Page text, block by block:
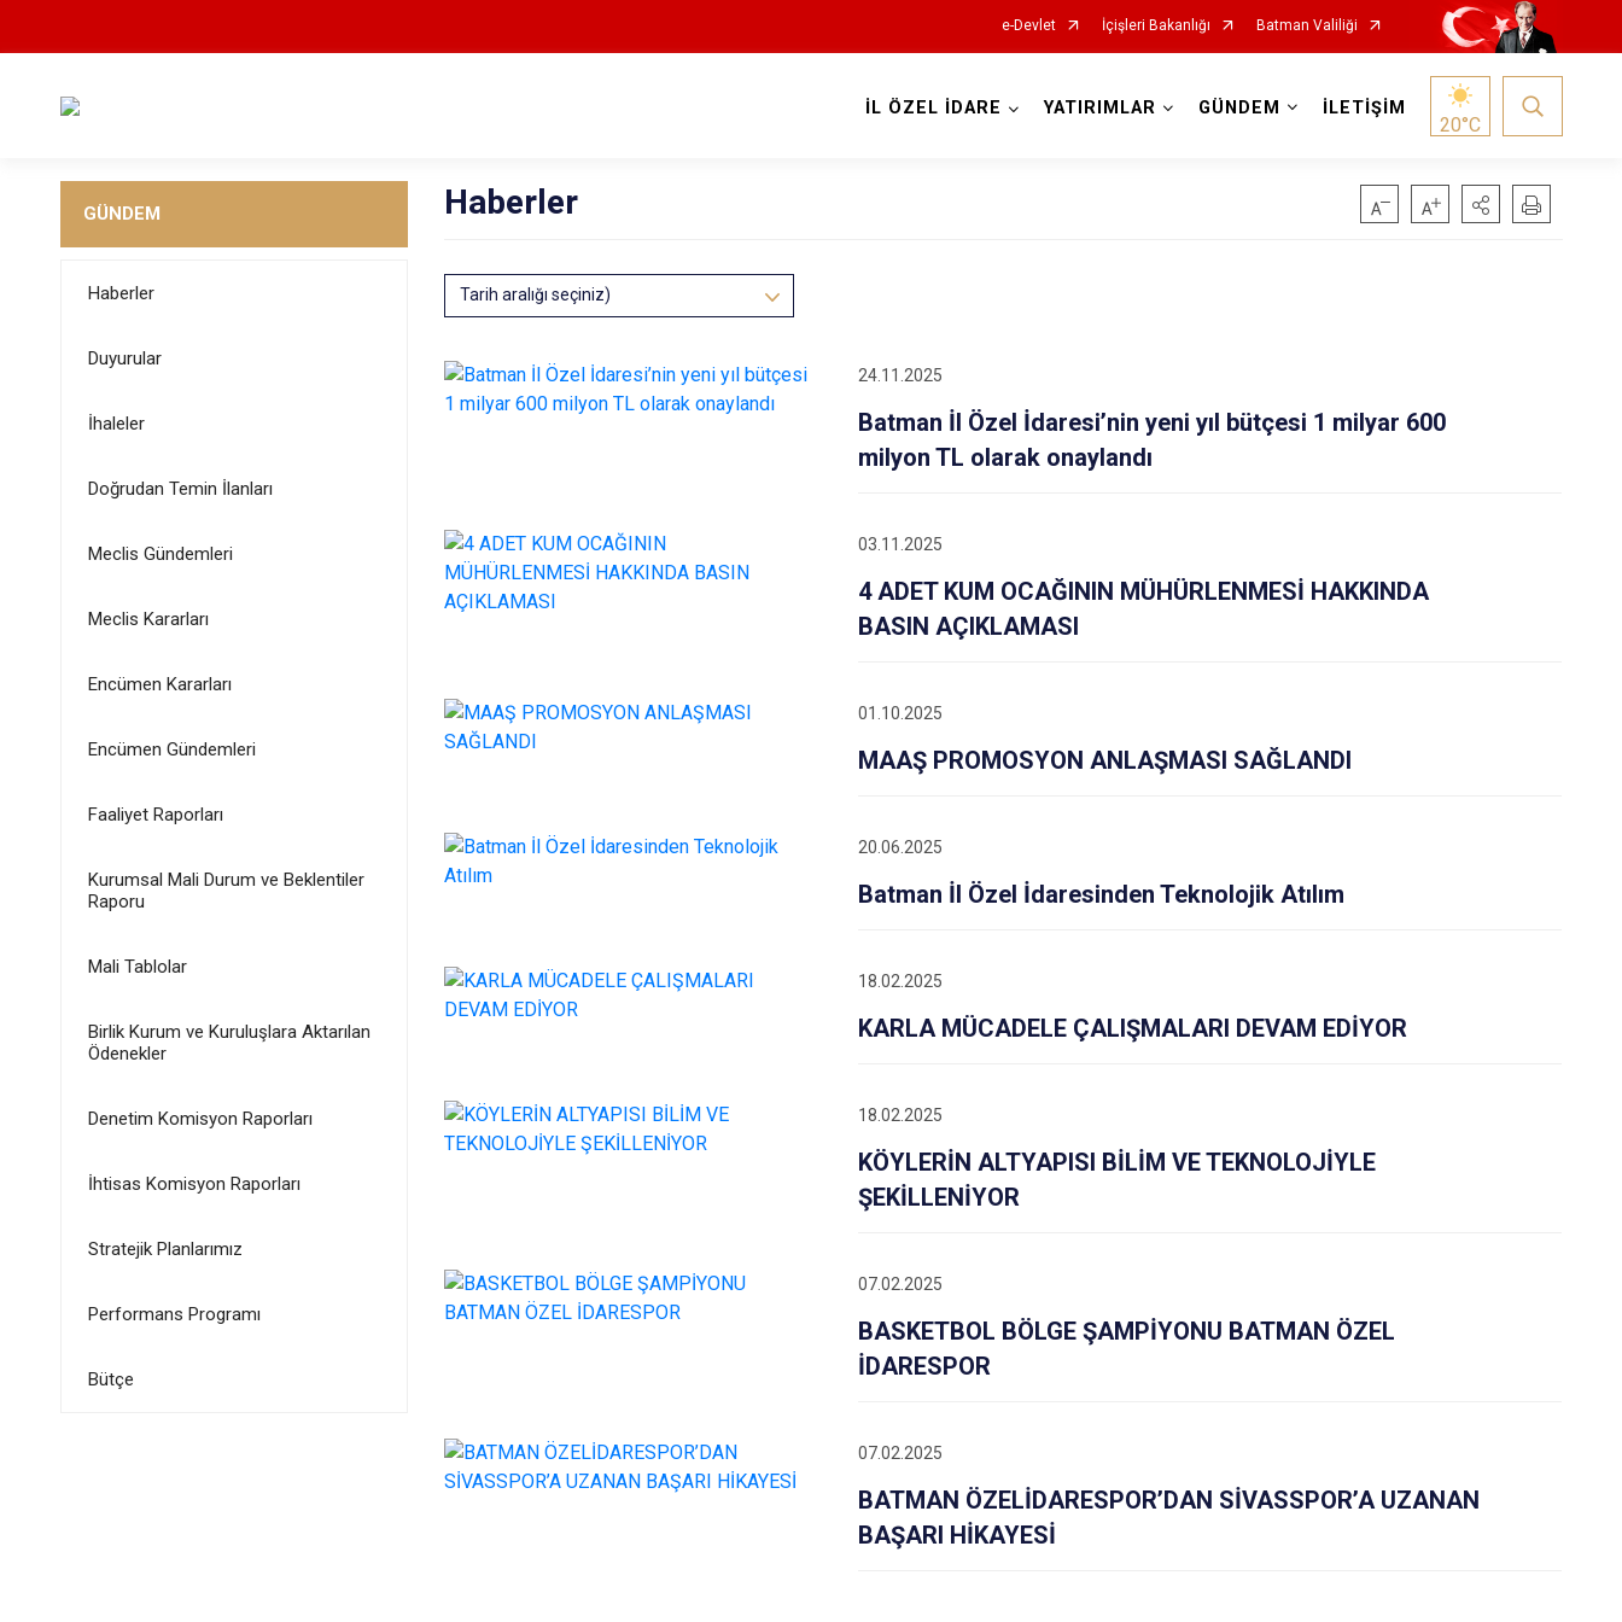
e-Devlet İçişleri Bakanlığı Batman Valiliği
İL ÖZEL İDARE YATIRIMLAR GÜNDEM İLETİŞİM
20°C
GÜNDEM
Haberler
Duyurular
İhaleler
Doğrudan Temin İlanları
Meclis Gündemleri
Meclis Kararları
Encümen Kararları
Encümen Gündemleri
Faaliyet Raporları
Kurumsal Mali Durum ve Beklentiler
Raporu
Mali Tablolar
Birlik Kurum ve Kuruluşlara Aktarılan
Ödenekler
Denetim Komisyon Raporları
İhtisas Komisyon Raporları
Stratejik Planlarımız
Performans Programı
Bütçe
Haberler
Tarih aralığı seçiniz)
24.11.2025
Batman İl Özel İdaresi’nin yeni yıl bütçesi 1 milyar 600
milyon TL olarak onaylandı
03.11.2025
4 ADET KUM OCAĞININ MÜHÜRLENMESİ HAKKINDA
BASIN AÇIKLAMASI
01.10.2025
MAAŞ PROMOSYON ANLAŞMASI SAĞLANDI
20.06.2025
Batman İl Özel İdaresinden Teknolojik Atılım
18.02.2025
KARLA MÜCADELE ÇALIŞMALARI DEVAM EDİYOR
18.02.2025
KÖYLERİN ALTYAPISI BİLİM VE TEKNOLOJİYLE
ŞEKİLLENİYOR
07.02.2025
BASKETBOL BÖLGE ŞAMPİYONU BATMAN ÖZEL
İDARESPOR
07.02.2025
BATMAN ÖZELİDARESPOR’DAN SİVASSPOR’A UZANAN
BAŞARI HİKAYESİ